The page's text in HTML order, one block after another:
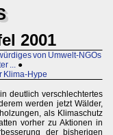
2001
von Umwelt-NGOs
... ●
Klima-Hype
deutlich verschlechtertes
werden jetzt Wälder,
als Klimaschutz
vorher zu Aktionen in
der bisherigen